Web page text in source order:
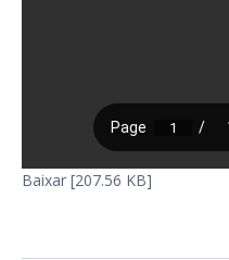
Baixar [207.56 KB]